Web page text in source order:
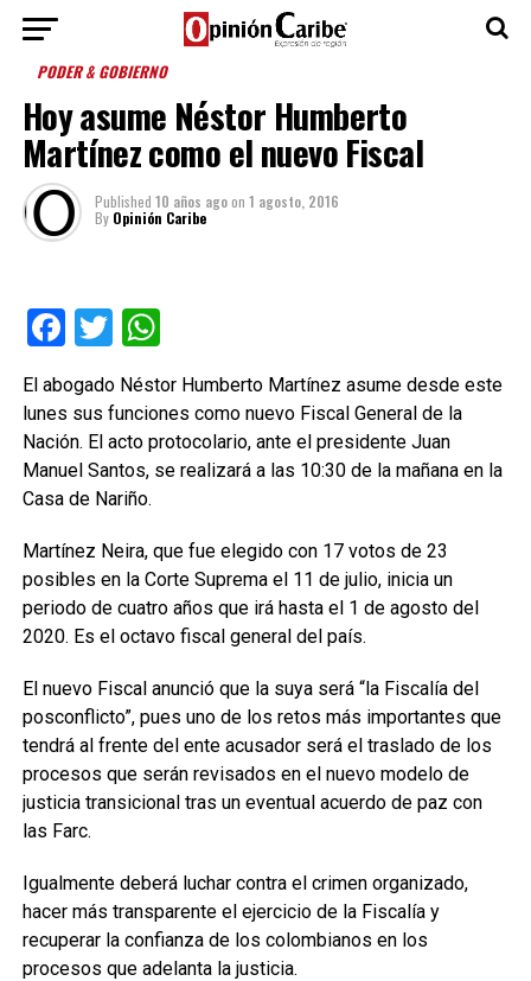
PODER & GOBIERNO
Hoy asume Néstor Humberto
Martínez como el nuevo Fiscal
Published 10 años agoon 1 agosto, 2016
By Opinión Caribe
Facebook
TwitterWhatsApp
El abogado Néstor Humberto Martínez asume desde este
lunes sus funciones como nuevo Fiscal General de la
Nación. El acto protocolario, ante el presidente Juan
Manuel Santos, se realizará a las 10:30 de la mañana en la
Casa de Nariño.
Martínez Neira, que fue elegido con 17 votos de 23
posibles en la Corte Suprema el 11 de julio, inicia un
periodo de cuatro años que irá hasta el 1 de agosto del
2020. Es el octavo fiscal general del país.
El nuevo Fiscal anunció que la suya será “la Fiscalía del
posconflicto”, pues uno de los retos más importantes que
tendrá al frente del ente acusador será el traslado de los
procesos que serán revisados en el nuevo modelo de
justicia transicional tras un eventual acuerdo de paz con
las Farc.
Igualmente deberá luchar contra el crimen organizado,
hacer más transparente el ejercicio de la Fiscalía y
recuperar la confianza de los colombianos en los
procesos que adelanta la justicia.